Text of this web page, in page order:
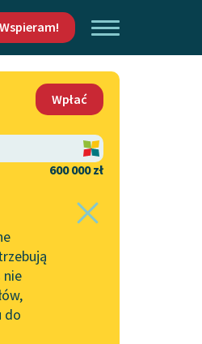
Wspieram!
Wpłać
600 000 zł
nie
do